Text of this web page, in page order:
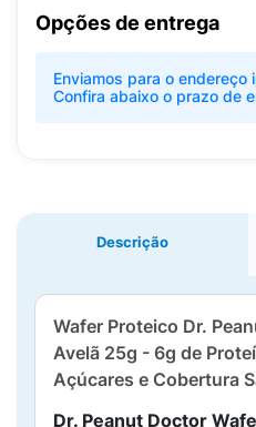
Opções de entrega
Enviamos para o endereço
Confira abaixo o prazo de
Descrição
Wafer Proteico Dr.
Avelã 25g - 6g de
Açúcares e Cobertura
Dr. Peanut Doctor